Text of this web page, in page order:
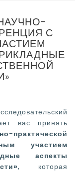
С
вас принять
практической
участием
аспекты
, которая